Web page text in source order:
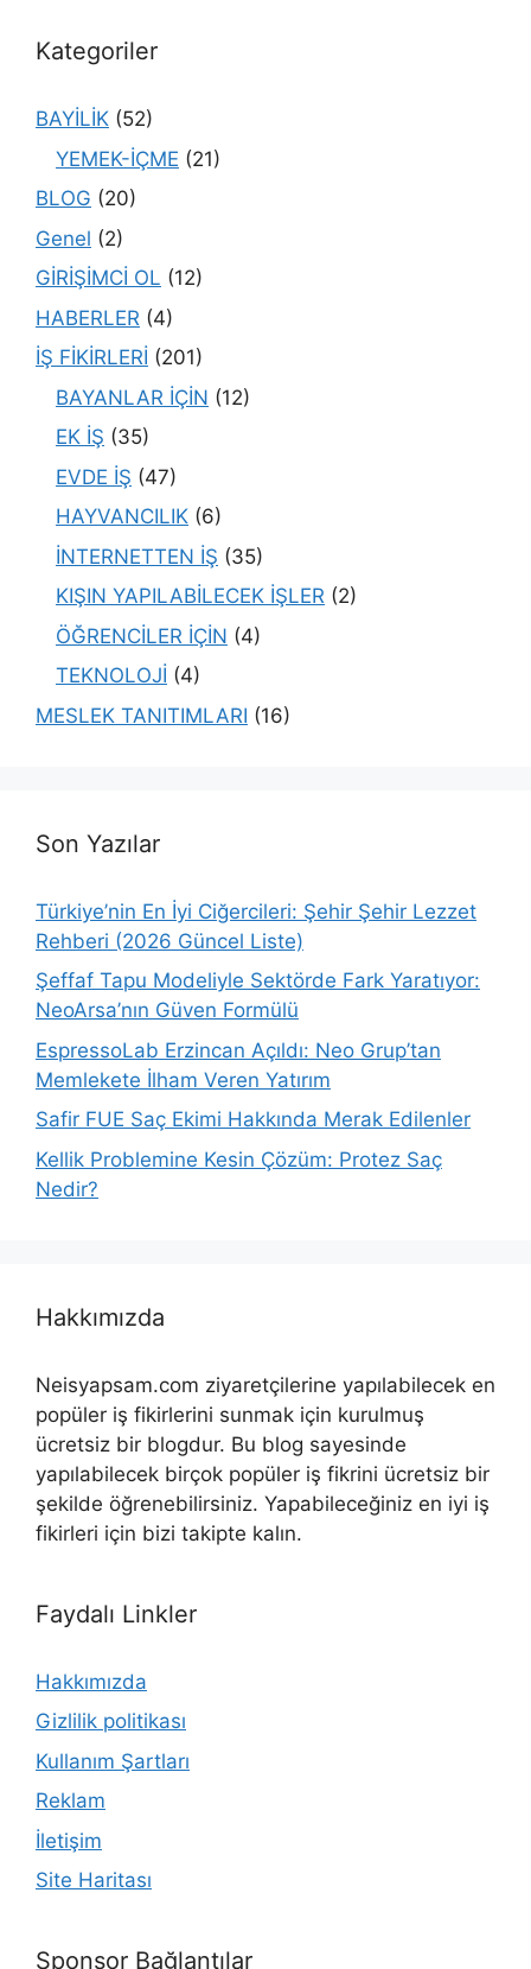
Kategoriler
BAYİLİK (52)
YEMEK-İÇME (21)
BLOG (20)
Genel (2)
GİRİŞİMCİ OL (12)
HABERLER (4)
İŞ FİKİRLERİ (201)
BAYANLAR İÇİN (12)
EK İŞ (35)
EVDE İŞ (47)
HAYVANCILIK (6)
İNTERNETTEN İŞ (35)
KIŞIN YAPILABİLECEK İŞLER (2)
ÖĞRENCİLER İÇİN (4)
TEKNOLOJİ (4)
MESLEK TANITIMLARI (16)
Son Yazılar
Türkiye’nin En İyi Ciğercileri: Şehir Şehir Lezzet
Rehberi (2026 Güncel Liste)
Şeffaf Tapu Modeliyle Sektörde Fark Yaratıyor:
NeoArsa’nın Güven Formülü
EspressoLab Erzincan Açıldı: Neo Grup’tan
Memlekete İlham Veren Yatırım
Safir FUE Saç Ekimi Hakkında Merak Edilenler
Kellik Problemine Kesin Çözüm: Protez Saç
Nedir?
Hakkımızda
Neisyapsam.com ziyaretçilerine yapılabilecek en
popüler iş fikirlerini sunmak için kurulmuş
ücretsiz bir blogdur. Bu blog sayesinde
yapılabilecek birçok popüler iş fikrini ücretsiz bir
şekilde öğrenebilirsiniz. Yapabileceğiniz en iyi iş
fikirleri için bizi takipte kalın.
Faydalı Linkler
Hakkımızda
Gizlilik politikası
Kullanım Şartları
Reklam
İletişim
Site Haritası
Sponsor Bağlantılar